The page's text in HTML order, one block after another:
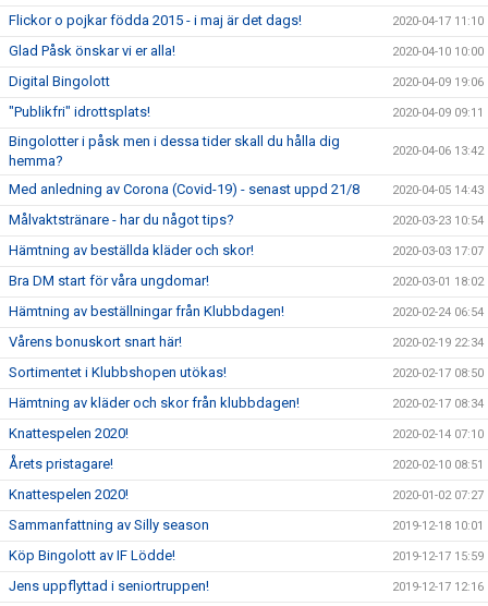
Flickor o pojkar födda 2015 - i maj är det dags! 2020-04-17 11:10
Glad Påsk önskar vi er alla! 2020-04-10 10:00
Digital Bingolott 2020-04-09 19:06
"Publikfri" idrottsplats! 2020-04-09 09:11
Bingolotter i påsk men i dessa tider skall du hålla dig
hemma?
2020-04-06 13:42
Med anledning av Corona (Covid-19) - senast uppd 21/8 2020-04-05 14:43
Målvaktstränare - har du något tips? 2020-03-23 10:54
Hämtning av beställda kläder och skor! 2020-03-03 17:07
Bra DM start för våra ungdomar! 2020-03-01 18:02
Hämtning av beställningar från Klubbdagen! 2020-02-24 06:54
Vårens bonuskort snart här! 2020-02-19 22:34
Sortimentet i Klubbshopen utökas! 2020-02-17 08:50
Hämtning av kläder och skor från klubbdagen! 2020-02-17 08:34
Knattespelen 2020! 2020-02-14 07:10
Årets pristagare! 2020-02-10 08:51
Knattespelen 2020! 2020-01-02 07:27
Sammanfattning av Silly season 2019-12-18 10:01
Köp Bingolott av IF Lödde! 2019-12-17 15:59
Jens uppflyttad i seniortruppen! 2019-12-17 12:16